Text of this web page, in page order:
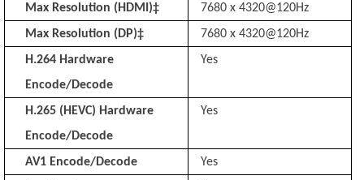
Max Resolution (HDMI)‡
7680 x 4320@120Hz
Max Resolution (DP)‡
7680 x 4320@120Hz
H.264 Hardware
Encode/Decode
Yes
H.265 (HEVC) Hardware
Encode/Decode
Yes
AV1 Encode/Decode
Yes